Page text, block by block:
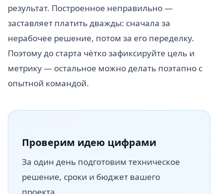
результат. Построенное неправильно —
заставляет платить дважды: сначала за
нерабочее решение, потом за его переделку.
Поэтому до старта чётко зафиксируйте цель и
метрику — остальное можно делать поэтапно с
опытной командой.
Проверим идею цифрами
За один день подготовим техническое
решение, сроки и бюджет вашего